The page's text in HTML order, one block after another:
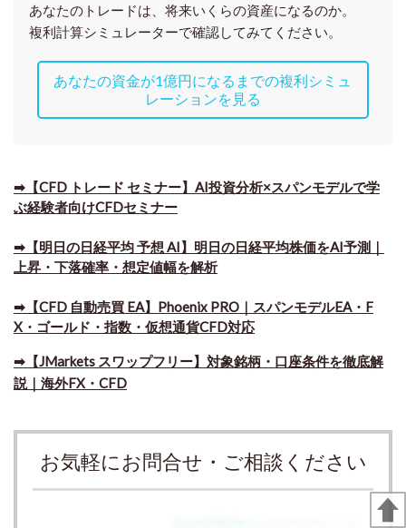
あなたのトレードは、将来いくらの資産になるのか。
複利計算シミュレーターで確認してみてください。
あなたの資金が1億円になるまでの複利シミュ
レーションを見る
➡【CFD トレード セミナー】AI投資分析×スパンモデルで学
ぶ経験者向けCFDセミナー
➡【明日の日経平均 予想 AI】明日の日経平均株価をAI予測｜
上昇・下落確率・想定値幅を解析
➡​【CFD 自動売買 EA】Phoenix PRO｜スパンモデルEA・F
X・ゴールド・指数・仮想通貨CFD対応
➡​【JMarkets スワップフリー】対象銘柄・口座条件を徹底解
説｜海外FX・CFD
お気軽にお問合せ・ご相談ください